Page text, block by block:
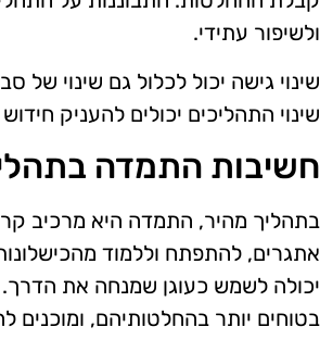
ולשיפור עתידי.
שינוי גישה יכול לכלול גם שינוי של
שינוי התהליכים יכולים להעניק
חשיבות התמדה
בתהליך מהיר, התמדה היא מרכיב
אתגרים, להתפתח וללמוד
יכולה לשמש כעוגן שמנחה את
בטוחים יותר בהחלטותיהם,